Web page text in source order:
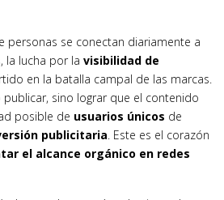
personas se conectan diariamente a
la lucha por la visibilidad de
en la batalla campal de las marcas.
sino lograr que el contenido
posible de usuarios únicos de
publicitaria. Este es el corazón
el alcance orgánico en redes